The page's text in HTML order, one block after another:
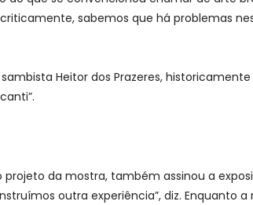
sabemos que há problemas
Heitor dos Prazeres,
projeto da mostra, também assinou a
outra experiência”, diz.